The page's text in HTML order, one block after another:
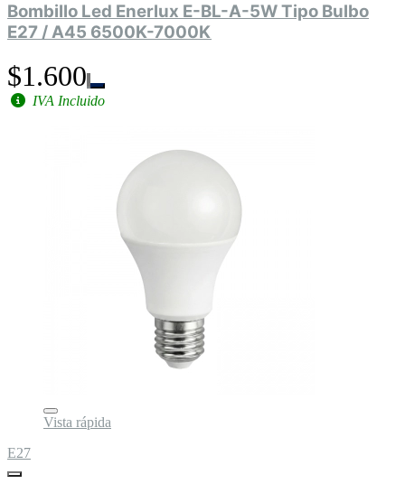
Bombillo Led Enerlux E-BL-A-5W Tipo Bulbo
E27 / A45 6500K-7000K
$1.600
IVA Incluido
Vista rápida
E27